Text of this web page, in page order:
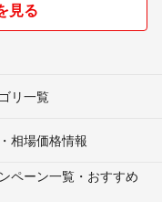
見る
リ一覧
相場価格情報
ペーン一覧・おすすめ